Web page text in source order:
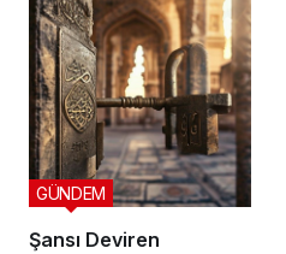
Şansı Deviren
GÜNDEM